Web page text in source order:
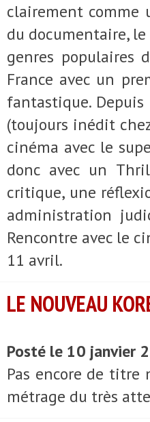
clairement comme
du documentaire,
genres populaires
France avec un
fantastique.
(toujours inédit
cinéma avec le
donc avec un
critique, une
administration
Rencontre avec le
11 avril.
LE NOUVEAU
Posté le 10 janvier
Pas encore de
métrage du très